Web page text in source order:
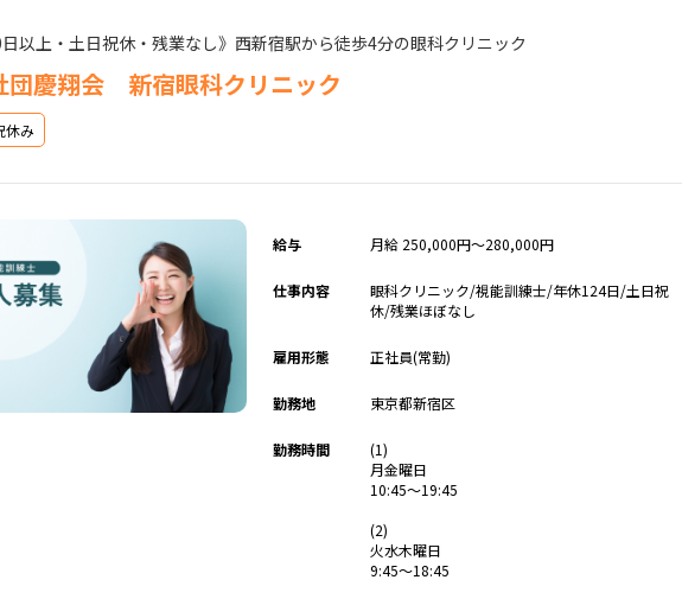
日以上・土日祝休・残業なし》西新宿駅から徒歩4分の眼科クリニック
団慶翔会 新宿眼科クリニック
休み
給与 月給 250,000円～280,000円
仕事内容
眼科クリニック/視能訓練士/年休124日/土日祝
休/残業ほぼなし
雇用形態 正社員(常勤)
勤務地 東京都新宿区
勤務時間
(1)
月金曜日
10:45～19:45
(2)
火水木曜日
9:45～18:45